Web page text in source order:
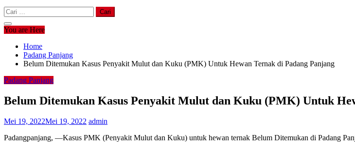
Cari
untuk:
You are Here
Home
Padang Panjang
Belum Ditemukan Kasus Penyakit Mulut dan Kuku (PMK) Untuk Hewan Ternak di Padang Panjang
Padang Panjang
Belum Ditemukan Kasus Penyakit Mulut dan Kuku (PMK) Untuk
Mei 19, 2022Mei 19, 2022 admin
Padangpanjang, —Kasus PMK (Penyakit Mulut dan Kuku) untuk hewan ternak Belum Ditemukan di Padang